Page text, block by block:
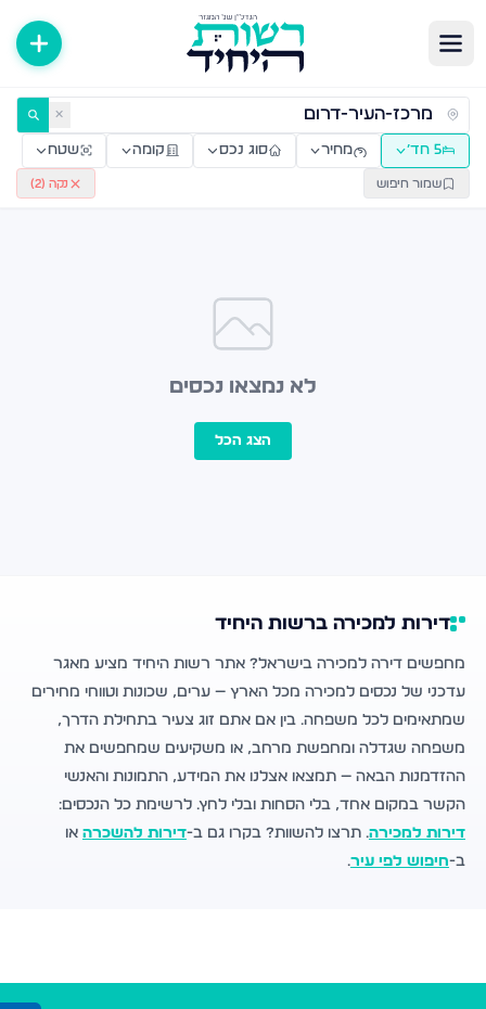
דירות למכירה ולהשכרה — רשות היחיד ✕
5 חד׳ מחיר סוג נכס קומה שטח
שמור חיפוש נקה (2
)
לא נמצאו נכסים
הצג הכל
דירות למכירה ברשות היחיד
מחפשים דירה למכירה בישראל? אתר רשות היחיד מציע מאגר
עדכני של נכסים למכירה מכל הארץ — ערים, שכונות וטווחי מחירים
שמתאימים לכל משפחה. בין אם אתם זוג צעיר בתחילת הדרך,
משפחה שגדלה ומחפשת מרחב, או משקיעים שמחפשים את
ההזדמנות הבאה — תמצאו אצלנו את המידע, התמונות והאנשי
הקשר במקום אחד, בלי הסחות ובלי לחץ. לרשימת כל הנכסים:
דירות למכירה. תרצו להשוות? בקרו גם ב-דירות להשכרה או
ב-חיפוש לפי עיר.